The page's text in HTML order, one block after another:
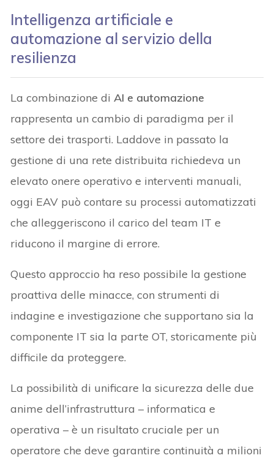
Intelligenza artificiale e
automazione al servizio della
resilienza
La combinazione diAI e automazione
rappresenta un cambio di paradigma per il
settore dei trasporti. Laddove in passato la
gestione di una rete distribuita richiedeva un
elevato onere operativo e interventi manuali,
oggi EAV può contare su processi automatizzati
che alleggeriscono il carico del team IT e
riducono il margine di errore.
Questo approccio ha reso possibile la gestione
proattiva delle minacce, con strumenti di
indagine e investigazione che supportano sia la
componente IT sia la parte OT, storicamente più
difficile da proteggere.
La possibilità di unificare la sicurezza delle due
anime dell’infrastruttura – informatica e
operativa – è un risultato cruciale per un
operatore che deve garantire continuità a milioni